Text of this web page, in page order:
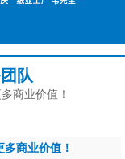
队
商业价值！
商业价值！